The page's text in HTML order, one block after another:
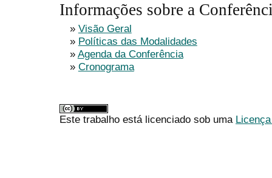
Informações sobre a
» Visão Geral
» Políticas das Modalidades
» Agenda da Conferência
» Cronograma
Este trabalho está licenciado sob uma